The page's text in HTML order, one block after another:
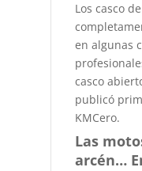
Los casco
en algunas
casco
publicó
KMCero.
Las
arcén…